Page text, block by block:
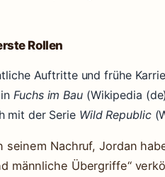
Rollen
Auftritte und frühe
inFuchs im Bau(Wikipedia
mit der Serie Wild Republic
seinem Nachruf, Jordan
männliche Übergriffe“